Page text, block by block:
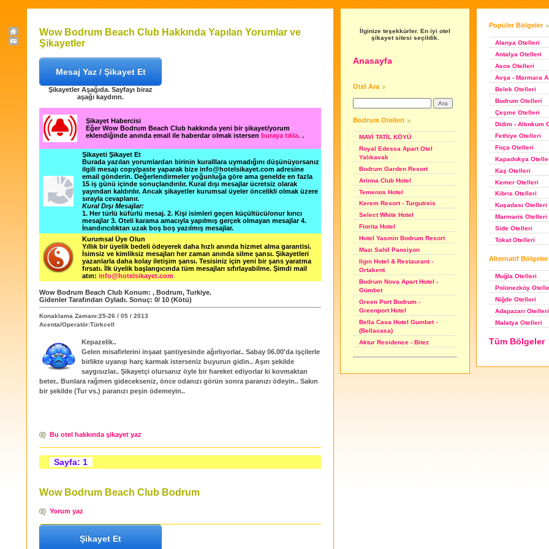
Wow Bodrum Beach Club Hakkında Yapılan Yorumlar ve
Şikayetler
Mesaj Yaz / Şikayet Et
Şikayetler Aşağıda. Sayfayı biraz
aşağı kaydırın.
Şikayet Habercisi
Eğer Wow Bodrum Beach Club hakkında yeni bir şikayet/yorum
eklendiğinde anında email ile haberdar olmak istersen buraya tıkla. .
Şikayeti Şikayet Et
Burada yazılan yorumlardan birinin kuralllara uymadığını düşünüyorsanız
ilgili mesajı copy/paste yaparak bize info@hotelsikayet.com adresine
email gönderin. Değerlendirmeler yoğunluğa göre ama genelde en fazla
15 iş günü içinde sonuçlandırılır. Kural dışı mesajlar ücretsiz olarak
yayından kaldırılır. Ancak şikayetler kurumsal üyeler öncelikli olmak üzere
sırayla cevaplanır.
Kural Dışı Mesajlar:
1. Her türlü küfürlü mesaj. 2. Kişi isimleri geçen küçültücü/onur kırıcı
mesajlar 3. Oteli karama amacıyla yapılmış gerçek olmayan mesajlar 4.
İnandırıcılıktan uzak boş boş yazılmış mesajlar.
Kurumsal Üye Olun
Yıllık bir üyelik bedeli ödeyerek daha hızlı anında hizmet alma garantisi.
İsimsiz ve kimliksiz mesajları her zaman anında silme şansı. Şikayetleri
yazanlarla daha kolay iletişim şansı. Tesisiniz için yeni bir şans yaratma
fırsatı. İlk üyelik başlangıcında tüm mesajları sıfırlayabilme. Şimdi mail
atın: info@hotelsikayet.com
Wow Bodrum Beach Club Konum: , Bodrum, Turkiye.
Gidenler Tarafından Oyladı. Sonuç: 0/ 10 (Kötü)
Konaklama Zamanı:25-26 / 05 / 2013
Acenta/Operatör:Türkcell
Kepazelik..
Gelen misafirlerini inşaat şantiyesinde ağırlıyorlar.. Sabay 06.00'da işçilerle
birlikte uyanıp harç karmak isterseniz buyurun gidin.. Aşırı şekilde
saygısızlar.. Şikayetçi olursanız öyle bir hareket ediyorlar ki kovmaktan
beter.. Bunlara rağmen gidecekseniz, önce odanızı görün sonra paranızı ödeyin.. Sakın
bir şekilde (Tur vs.) paranızı peşin ödemeyin..
Bu otel hakkında şikayet yaz
Sayfa: 1
Wow Bodrum Beach Club Bodrum
Yorum yaz
Şikayet Et
İlginize teşekkürler. En iyi otel
şikayet sitesi seçildik.
Anasayfa
Otel Ara
Bodrum Otelleri
MAVİ TATİL KÖYÜ
Royal Edessa Apart Otel
Yalıkavak
Bodrum Garden Resort
Arinna Club Hotel
Temenos Hotel
Kerem Resort - Turgutreis
Select White Hotel
Fiorita Hotel
Hotel Yasmin Bodrum Resort
Mazı Sahil Pansiyon
Ilgın Hotel & Restaurant -
Ortakent
Bodrum Nova Apart Hotel -
Gümbet
Green Port Bodrum -
Greenport Hotel
Bella Casa Hotel Gumbet -
(Bellacasa)
Aktur Residence - Bitez
Popüler Bölgeler
Alanya Otelleri
Antalya Otelleri
Asos Otelleri
Avşa - Marmara
Belek Otelleri
Bodrum Otelleri
Çeşme Otelleri
Didim - Altınkum
Fethiye Otelleri
Foça Otelleri
Kapadokya
Kaş Otelleri
Kemer Otelleri
Kıbrıs Otelleri
Kuşadası Otelleri
Marmaris Otelleri
Side Otelleri
Tokat Otelleri
Alternatif Bölgeler
Muğla Otelleri
Polonezköy
Niğde Otelleri
Adapazarı Otelleri
Malatya Otelleri
Tüm Bölgeler